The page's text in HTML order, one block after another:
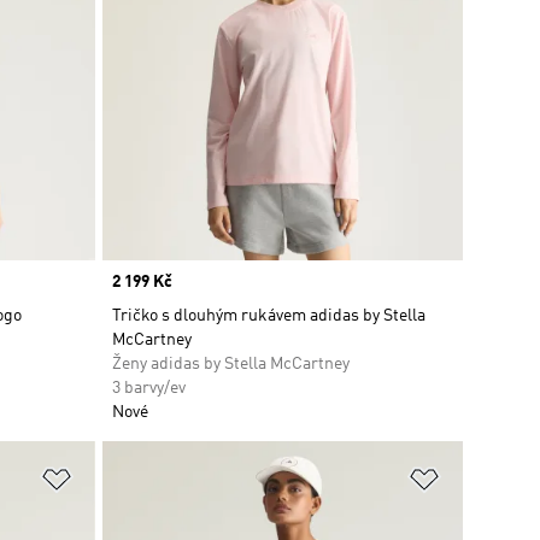
Price
2 199 Kč
Tričko s dlouhým rukávem adidas by Stella
McCartney
Ženy adidas by Stella McCartney
3 barvy/ev
Nové
Přidat do seznamu přání